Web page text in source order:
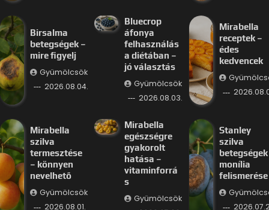
Birsalma
betegségek –
mire figyelj
Gyümölcsök
2026.08.04.
Bluecrop
áfonya
felhasználás
a diétában –
jó választás
Gyümölcsök
2026.08.03.
Mirabella
receptek –
édes
kedvencek
Mirabella
szilva
termesztése
– könnyen
nevelhető
Gyümölcsök
2026.08.01.
Mirabella
egészségre
gyakorolt
hatása –
vitaminforrá
s
Gyümölcsök
Stanley
szilva
betegségek
monília
felismerése